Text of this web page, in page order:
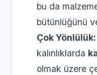
bu da
bütünlüğünü
Çok Yönlülük:
kalınlıklarda
olmak üzere